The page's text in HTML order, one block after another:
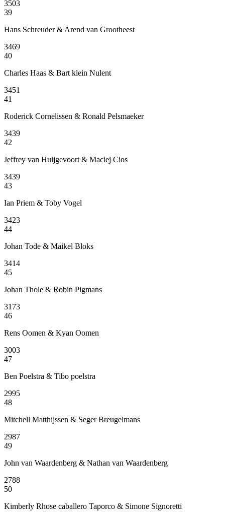
3503
39
Hans Schreuder & Arend van Grootheest
3469
40
Charles Haas & Bart klein Nulent
3451
41
Roderick Cornelissen & Ronald Pelsmaeker
3439
42
Jeffrey van Huijgevoort & Maciej Cios
3439
43
Ian Priem & Toby Vogel
3423
44
Johan Tode & Maikel Bloks
3414
45
Johan Thole & Robin Pigmans
3173
46
Rens Oomen & Kyan Oomen
3003
47
Ben Poelstra & Tibo poelstra
2995
48
Mitchell Matthijssen & Seger Breugelmans
2987
49
John van Waardenberg & Nathan van Waardenberg
2788
50
Kimberly Rhose caballero Taporco & Simone Signoretti